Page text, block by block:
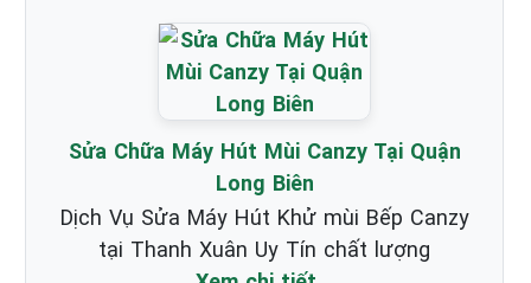
Sửa Chữa Máy Hút Mùi Canzy Tại Quận
Long Biên
Dịch Vụ Sửa Máy Hút Khử mùi Bếp Canzy
tại Thanh Xuân Uy Tín chất lượng